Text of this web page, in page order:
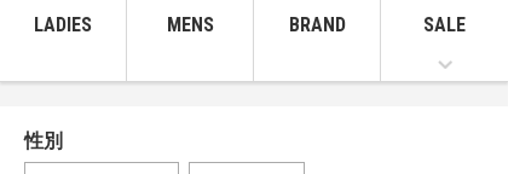
LADIES MENS BRAND SALE
性別